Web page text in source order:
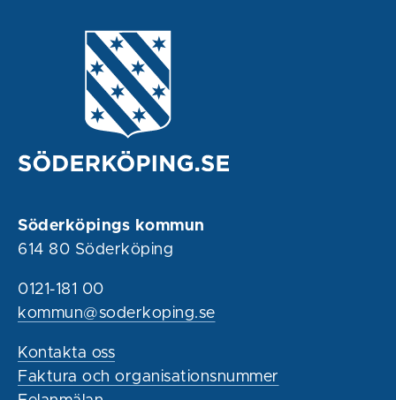
Söderköpings kommun
614 80 Söderköping
0121-181 00
kommun@soderkoping.se
Kontakta oss
Faktura och organisationsnummer